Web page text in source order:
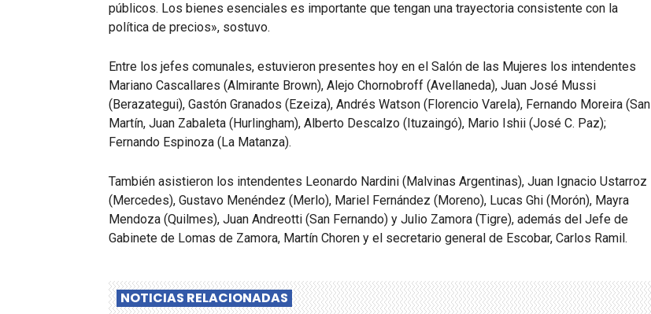
públicos. Los bienes esenciales es importante que tengan una trayectoria consistente con la
política de precios», sostuvo.
Entre los jefes comunales, estuvieron presentes hoy en el Salón de las Mujeres los intendentes
Mariano Cascallares (Almirante Brown), Alejo Chornobroff (Avellaneda), Juan José Mussi
(Berazategui), Gastón Granados (Ezeiza), Andrés Watson (Florencio Varela), Fernando Moreira (San
Martín, Juan Zabaleta (Hurlingham), Alberto Descalzo (Ituzaingó), Mario Ishii (José C. Paz);
Fernando Espinoza (La Matanza).
También asistieron los intendentes Leonardo Nardini (Malvinas Argentinas), Juan Ignacio Ustarroz
(Mercedes), Gustavo Menéndez (Merlo), Mariel Fernández (Moreno), Lucas Ghi (Morón), Mayra
Mendoza (Quilmes), Juan Andreotti (San Fernando) y Julio Zamora (Tigre), además del Jefe de
Gabinete de Lomas de Zamora, Martín Choren y el secretario general de Escobar, Carlos Ramil.
NOTICIAS RELACIONADAS